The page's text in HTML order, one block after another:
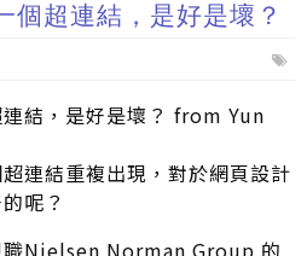
個超連結，是好是壞？
結，是好是壞？ from Yun
連結重複出現，對於網頁設計
呢？
職Nielsen Norman Group 的